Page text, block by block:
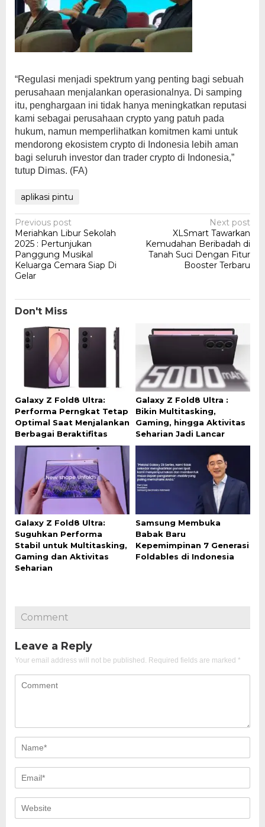
“Regulasi menjadi spektrum yang penting bagi sebuah
perusahaan menjalankan operasionalnya. Di samping
itu, penghargaan ini tidak hanya meningkatkan reputasi
kami sebagai perusahaan crypto yang patuh pada
hukum, namun memperlihatkan komitmen kami untuk
mendorong ekosistem crypto di Indonesia lebih aman
bagi seluruh investor dan trader crypto di Indonesia,”
tutup Dimas. (FA)
aplikasi pintu
Post
navigation
Previous post
Meriahkan Libur Sekolah
2025 : Pertunjukan
Panggung Musikal
Keluarga Cemara Siap Di
Gelar
Next post
XLSmart Tawarkan
Kemudahan Beribadah di
Tanah Suci Dengan Fitur
Booster Terbaru
Don't Miss
Galaxy Z Fold8 Ultra:
Performa Perngkat Tetap
Optimal Saat Menjalankan
Berbagai Beraktifitas
Galaxy Z Fold8 Ultra :
Bikin Multitasking,
Gaming, hingga Aktivitas
Seharian Jadi Lancar
Galaxy Z Fold8 Ultra:
Suguhkan Performa
Stabil untuk Multitasking,
Gaming dan Aktivitas
Seharian
Samsung Membuka
Babak Baru
Kepemimpinan 7 Generasi
Foldables di Indonesia
Comment
Leave a Reply
Your email address will not be published. Required fields are marked *